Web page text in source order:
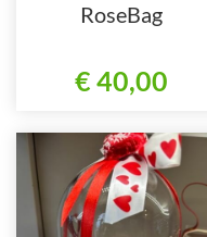
RoseBag
€ 40,00